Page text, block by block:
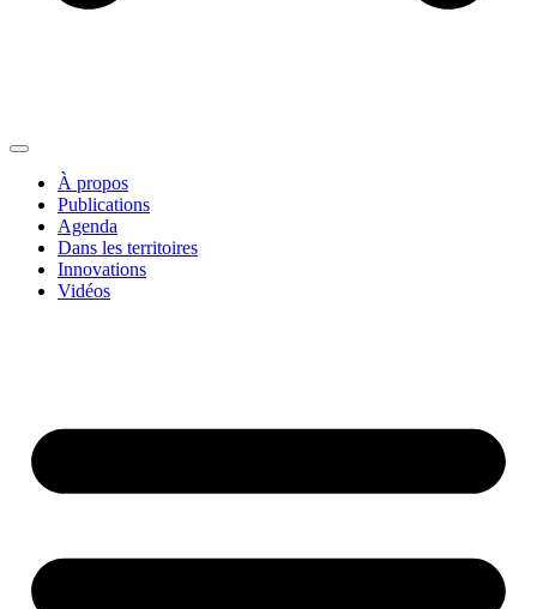
À propos
Publications
Agenda
Dans les territoires
Innovations
Vidéos